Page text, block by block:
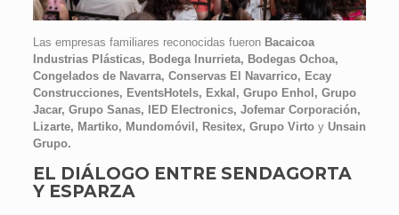
Las empresas familiares reconocidas fueron Bacaicoa
Industrias Plásticas, Bodega Inurrieta, Bodegas Ochoa,
Congelados de Navarra, Conservas El Navarrico, Ecay
Construcciones, EventsHotels, Exkal, Grupo Enhol, Grupo
Jacar, Grupo Sanas, IED Electronics, Jofemar Corporación,
Lizarte, Martiko, Mundomóvil, Resitex, Grupo Virtoy Unsain
Grupo.
EL DIÁLOGO ENTRE SENDAGORTA
Y ESPARZA